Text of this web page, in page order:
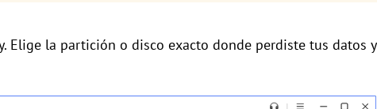
Elige la partición o disco exacto donde perdiste tus datos y